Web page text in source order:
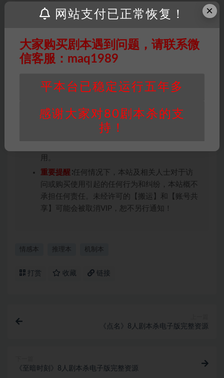
投稿+个人整理而来，仅供学习研究使用，请勿
用于商业用途!任何人访问、浏览本站，购买或
条约约束，并遵守所有适用的法律法规。
版权归属：本站提供的任何剧本杀资源内容的版
件通知并提供相关证实资料至邮箱
会在三天内下架相关剧本攻略。
∶剧本杀下载所需积分非剧本杀资源自
身价值，本站积分为本站收取的赞助费，用于本
用。
重要提醒 ∶任何情况下，本站及相关人士对于访
问或购买使用引起的任何行为和纠纷，本站概不
承担任何责任。未经许可的【搬运】和【账号共
享】可能会被取消VIP，恕不另行通知！
情感本 推理本 机制本
打赏 收藏 链接
《点名》8人剧本杀电子版完整资源
《至暗时刻》8人剧本杀电子版完整资源
×
网站支付已正常恢复！
大家购买剧本遇到问题，请联系微
信客服：maq1989
平本台已稳定运行五年多
感谢大家对80剧本杀的支
持！